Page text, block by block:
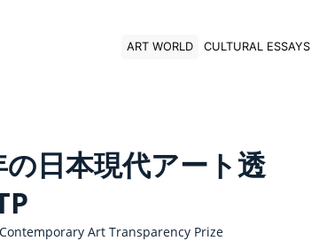
ART WORLD CULTURAL ESSAYS
日本現代アート透
Art Transparency Prize